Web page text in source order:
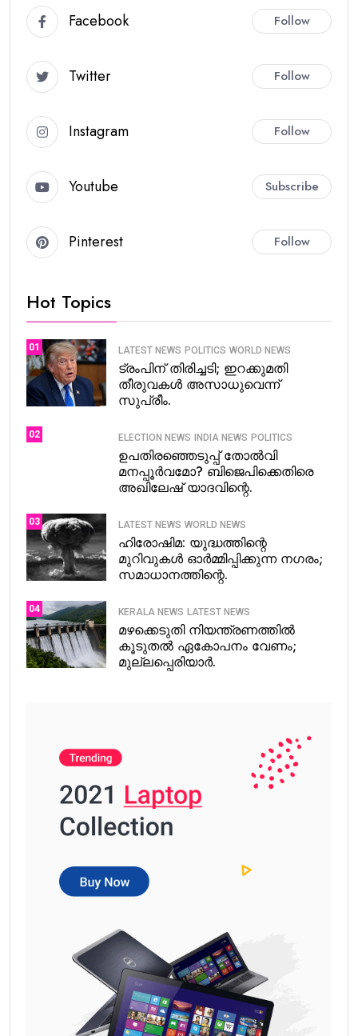
Facebook Follow
Twitter Follow
Instagram Follow
Youtube Subscribe
Pinterest Follow
Hot Topics
01 LATEST NEWS POLITICS WORLD NEWS
ട്രംപിന് തിരിച്ചടി; ഇറക്കുമതി
തീരുവകൾ അസാധുവെന്ന്
സുപ്രീം.
02 ELECTION NEWS INDIA NEWS POLITICS
ഉപതിരഞ്ഞെടുപ്പ് തോൽവി
മനപ്പൂർവമോ? ബിജെപിക്കെതിരെ
അഖിലേഷ് യാദവിന്റെ.
03 LATEST NEWS WORLD NEWS
ഹിരോഷിമ: യുദ്ധത്തിന്റെ
മുറിവുകൾ ഓർമ്മിപ്പിക്കുന്ന നഗരം;
സമാധാനത്തിന്റെ.
04 KERALA NEWS LATEST NEWS
മഴക്കെടുതി നിയന്ത്രണത്തിൽ
കൂടുതൽ ഏകോപനം വേണം;
മുല്ലപ്പെരിയാർ.